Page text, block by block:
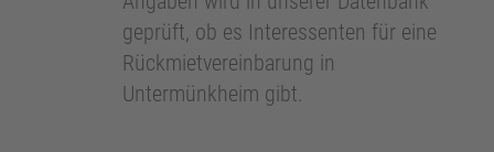
geprüft, ob es Interessenten für eine
Rückmietvereinbarung in
Untermünkheim gibt.